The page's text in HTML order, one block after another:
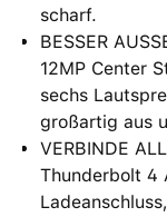
scharf.
BESSER
12MP Center
sechs
großartig aus
VERBINDE
Thunderbolt 4